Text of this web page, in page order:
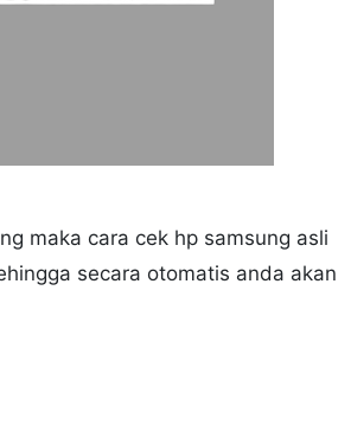
maka cara cek hp samsung asli
secara otomatis anda akan